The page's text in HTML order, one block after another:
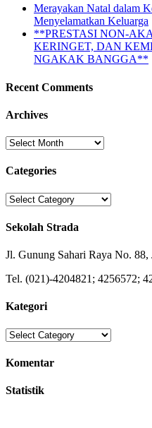
Merayakan Natal dalam
Menyelamatkan Keluarga
**PRESTASI NON-
KERINGET, DAN
NGAKAK BANGGA**
Recent Comments
Archives
Archives
Categories
Categories
Sekolah Strada
Jl. Gunung Sahari Raya No. 88,
Tel. (021)-4204821; 4256572;
Kategori
Kategori
Komentar
Statistik